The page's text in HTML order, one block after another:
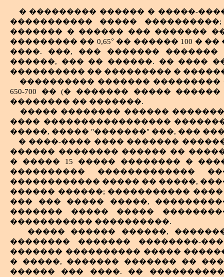
�������� � ������������� (��� �
� ���� ������).
����������� �������
��������� ���� �����������
-----------------------------------------
4��������� �� ����� �������-
��������� ��������� �������.
���������� ����, ������� ����
�������� ������,
������������ ����������
������ �������, �������������
������� �������. �
���������� ����������
�������, ��� ������,
���� ���� ����� ������ ���
����-������� ������, �������
������ � ������� ��������
���� ������ ��� ������������
�����, ��������� ����� ��������
������� ����������, ��� ���
�������� � ������ ������.
� ��������� ������ � �����-
����������� �����
������� � ������ ��� �������
��������� �� 0,65° �� ������ 100 �
����. ���, ��� ������� �������
������, ��� �� ������. �� ����
���������� �� ��������� �
���������� �������
650-700 �� (� ������� �����
�������� �� �������.
����� �������� ������
���� �����������������
�����, ����� "�������" ���, ���
� ����-���� ���� �������
������ �������� ������ ��
� ����� 15 ����� �������� �
���������� �������������
������������ ����� �� �����,
������ ������; �����������
��� ��� ����� �����,
������� ����� �����
����������� ����������.
����� ������ ������,
�������� ������� ��������-
������� ���������� �����
� �����, ������� ������� ��
������ ��� ����. ��